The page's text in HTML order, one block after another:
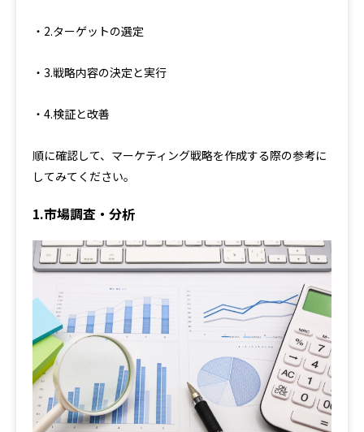
・2.ターゲットの選定
・3.戦略内容の決定と実行
・4.検証と改善
順に確認して、マーケティング戦略を作成する際の参考に
してみてください。
1.市場調査・分析